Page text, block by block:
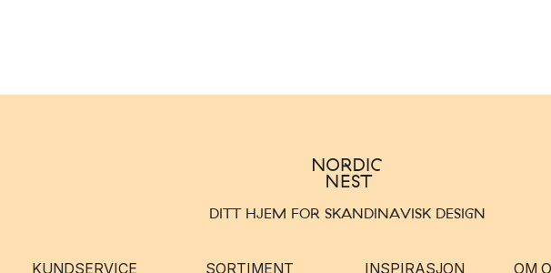
DITT HJEM FOR SKANDINAVISK DESIGN
KUNDSERVICE SORTIMENT INSPIRASJON OM